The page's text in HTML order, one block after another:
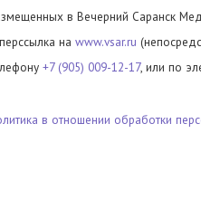
в Вечерний Саранск
на www.vsar.ru
+7 (905) 009-12-17, или по
в отношении обработки